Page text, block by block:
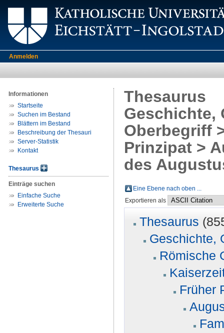
Anmelden
Informationen
Startseite
Suchen im Bestand
Blättern im Bestand
Beschreibung der Thesauri
Server-Statistik
Kontakt
Thesaurus
Einträge suchen
Einfache Suche
Erweiterte Suche
Thesaurus
Geschichte,
Oberbegriff
Prinzipat >
des
Eine Ebene nach oben ...
Exportieren als
Thesaurus
Geschichte,
Römische
Früher